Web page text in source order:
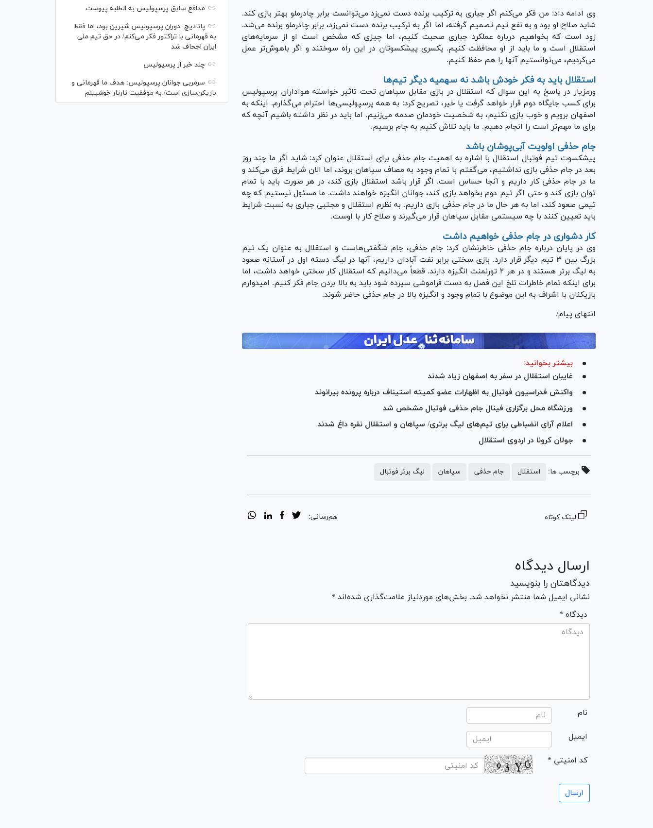
وی ادامه داد: من فکر می‌کنم اگر جباری به ترکیب برنده دست نمی‌زد می‌توانست برابر چادرملو بهتر بازی کند.
شاید صلاح او بود و به نفع تیم تصمیم گرفته، اما اگر به ترکیب برنده دست نمی‌زد، برابر چادرملو برنده می‌شد.
زود است که بخواهیم درباره عملکرد جباری صحبت کنیم، اما چیزی که مشخص است او از سرمایه‌های
استقلال است و ما باید از او محافظت کنیم. یکسری پیشکسوتان در این راه سوختند و اگر باهوش‌تر عمل
می‌کردیم، می‌توانستیم آنها را هم حفظ کنیم.
استقلال باید به فکر خودش باشد نه سهمیه دیگر تیم‌ها
ورمزیار در پاسخ به این سوال که استقلال در بازی مقابل سپاهان تحت تاثیر خواسته هواداران پرسپولیس
برای کسب جایگاه دوم قرار خواهد گرفت یا خیر، تصریح کرد: به همه پرسپولیسی‌ها احترام می‌گذارم. اینکه به
اصفهان برویم و خوب بازی نکنیم، به شخصیت خودمان صدمه می‌زنیم. اما باید در نظر داشته باشیم آنچه که
برای ما مهم‌تر است را انجام دهیم. ما باید تلاش کنیم به جام برسیم.
جام حذفی اولویت آبی‌پوشان باشد
پیشکسوت تیم فوتبال استقلال با اشاره به اهمیت جام حذفی برای استقلال عنوان کرد: شاید اگر ما چند روز
بعد در جام حذفی بازی نداشتیم، می‌گفتم با تمام وجود به مصاف سپاهان بروند، اما الان شرایط فرق می‌کند و
ما در جام حذفی کار داریم و آنجا حساس است. اگر قرار باشد استقلال بازی کند، در هر صورت باید با تمام
توان بازی کند و حتی اگر تیم دوم بخواهد بازی کند، جوانان انگیزه خواهند داشت. ما مسئول نیستیم که چه
تیمی صعود کند، اما به هر حال ما در جام حذفی بازی داریم. به نظرم استقلال و مجتبی جباری به نسبت شرایط
باید تعیین کنند با چه سیستمی مقابل سپاهان قرار می‌گیرند و صلاح کار با اوست.
کار دشواری در جام حذفی خواهیم داشت
وی در پایان درباره جام حذفی خاطرنشان کرد: جام حذفی، جام شگفتی‌هاست و استقلال به عنوان یک تیم
بزرگ بین ۳ تیم دیگر قرار دارد. بازی سختی برابر نفت آبادان داریم، آنها در لیگ دسته اول در آستانه صعود
به لیگ برتر هستند و در هر ۲ تورنمنت انگیزه دارند. قطعاً می‌دانیم که استقلال کار سختی خواهد داشت، اما
برای اینکه تمام خاطرات تلخ این فصل به دست فراموشی سپرده شود باید به بالا بردن جام فکر کنیم. امیدوارم
بازیکنان با اشراف به این موضوع با تمام وجود و انگیزه بالا در جام حذفی حاضر شوند.
انتهای پیام/
بیشتر بخوانید:
غایبان استقلال در سفر به اصفهان زیاد شدند
واکنش فدراسیون فوتبال به اظهارات عضو کمیته استیناف درباره پرونده بیرانوند
ورزشگاه محل برگزاری فینال جام حذفی فوتبال مشخص شد
اعلام آرای انضباطی برای تیم‌های لیگ برتری/ سپاهان و استقلال نقره داغ شدند
جولان کرونا در اردوی استقلال
برچسب ها: استقلال جام حذفی سپاهان لیگ برتر فوتبال
لینک کوتاه هم‌رسانی:
ارسال دیدگاه
دیدگاهتان را بنویسید
نشانی ایمیل شما منتشر نخواهد شد. بخش‌های موردنیاز علامت‌گذاری شده‌اند *
* دیدگاه
نام
ایمیل
* کد امنیتی
مدافع سابق پرسپولیس به الطلبه پیوست
پانادیچ: دوران پرسپولیس شیرین بود، اما فقط
به قهرمانی با تراکتور فکر می‌کنم/ در حق تیم ملی
ایران اجحاف شد
چند خبر از پرسپولیس
سرمربی جوانان پرسپولیس: هدف ما قهرمانی و
بازیکن‌سازی است/ به موفقیت تارتار خوشبینم